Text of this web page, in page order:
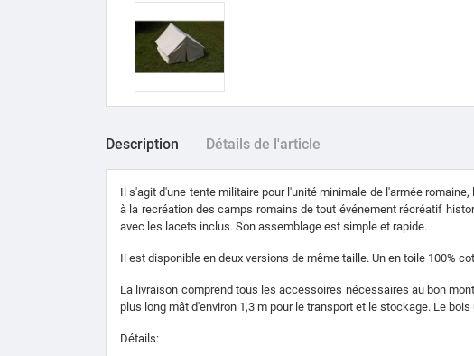
Description Détails de l'article
Il s'agit d'une tente militaire pour l'unité minimale de l'armée
à la recréation des camps romains de tout événement récréatif
avec les lacets inclus. Son assemblage est simple et rapide.
Il est disponible en deux versions de même taille. Un en toile 100%
La livraison comprend tous les accessoires nécessaires au bon
plus long mât d'environ 1,3 m pour le transport et le stockage. Le
Détails: